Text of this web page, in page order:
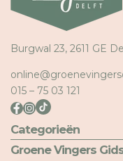
Burgwal 23, 2611 GE
015 – 75 03 121
Categorieën
Groene Vingers